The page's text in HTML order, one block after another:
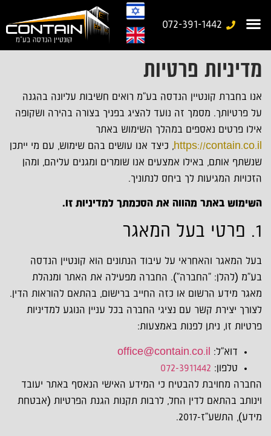
072-391-1442
מדיניות פרטיות
אנו בחברת קונטיין הנדסה בע"מ רואים חשיבות עליונה בהגנה
על פרטיותך. מסמך זה נועד להציג בפניך בצורה בהירה ושקופה
אילו פרטים נאספים במהלך השימוש באתר
https://contain.co.il, כיצד אנו עושים בהם שימוש, עם מי ייתכן
שנשתף אותם, באילו אמצעים אנו שומרים ומגנים עליהם, ומהן
הזכויות המגיעות לך ביחס לנתוניך.
השימוש באתר מהווה את הסכמתך למדיניות זו.
1. פרטי בעל המאגר
בעל המאגר והאחראי על עיבוד הנתונים הוא קונטיין הנדסה
בע"מ (להלן: "החברה"). החברה מפעילה את האתר ומנהלת
מאגר מידע הרשום או כזה החייב ברישום, בהתאם להוראות הדין.
לצורך יצירת קשר עם נציגי החברה בכל עניין הנוגע למדיניות
פרטיות זו, ניתן לפנות באמצעות:
דוא"ל: office@contain.co.il
טלפון: 072-3911442
החברה מחויבת להבטיח כי המידע האישי הנאסף באתר יעובד
וינותב בהתאם לדין החל, לרבות תקנות הגנת הפרטיות (אבטחת
מידע), התשע"ז-2017.